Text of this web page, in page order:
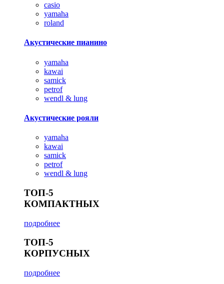
casio
yamaha
roland
Акустические пианино
yamaha
kawai
samick
petrof
wendl & lung
Акустические рояли
yamaha
kawai
samick
petrof
wendl & lung
ТОП-5
КОМПАКТНЫХ
подробнее
ТОП-5
КОРПУСНЫХ
подробнее